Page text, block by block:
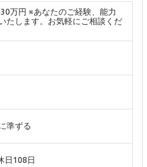
万円 ※あなたのご経験、能力
たします。お気軽にご相談くだ
準ずる
日108日